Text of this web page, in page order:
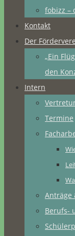
fobizz –
Kontakt
Der
„Ein
den
Intern
Termine
Anträge
Berufs-